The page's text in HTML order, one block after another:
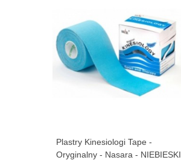
Plastry Kinesiologi Tape -
Oryginalny - Nasara - NIEBIESKI